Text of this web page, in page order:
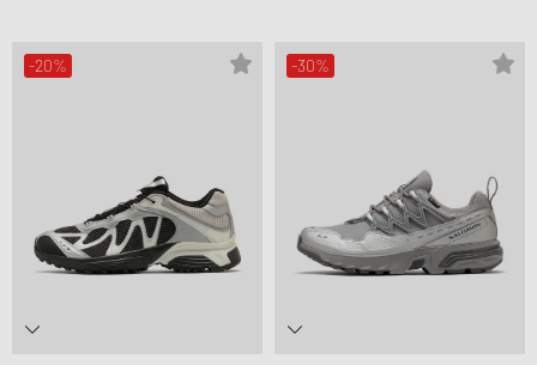
-20% -30%